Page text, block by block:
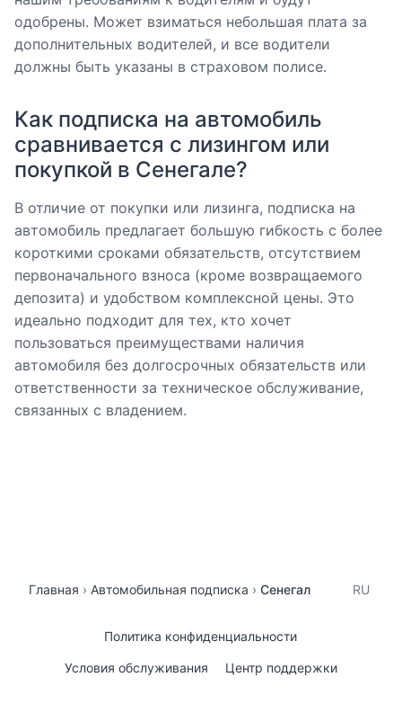
одобрены. Может взиматься небольшая плата за
дополнительных водителей, и все водители
должны быть указаны в страховом полисе.
Как подписка на автомобиль
сравнивается с лизингом или
покупкой в Сенегале?
В отличие от покупки или лизинга, подписка на
автомобиль предлагает большую гибкость с более
короткими сроками обязательств, отсутствием
первоначального взноса (кроме возвращаемого
депозита) и удобством комплексной цены. Это
идеально подходит для тех, кто хочет
пользоваться преимуществами наличия
автомобиля без долгосрочных обязательств или
ответственности за техническое обслуживание,
связанных с владением.
Главная Автомобильная подписка Сенегал RU
Политика конфиденциальности
Условия обслуживания Центр поддержки